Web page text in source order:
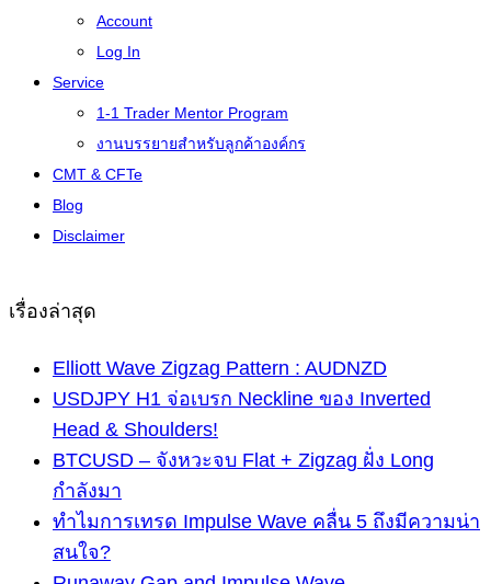
Account
Log In
Service
1-1 Trader Mentor Program
งานบรรยายสำหรับลูกค้าองค์กร
CMT & CFTe
Blog
Disclaimer
เรื่องล่าสุด
Elliott Wave Zigzag Pattern : AUDNZD
USDJPY H1 จ่อเบรก Neckline ของ Inverted
Head & Shoulders!
BTCUSD – จังหวะจบ Flat + Zigzag ฝั่ง Long
กำลังมา
ทำไมการเทรด Impulse Wave คลื่น 5 ถึงมีความน่า
สนใจ?